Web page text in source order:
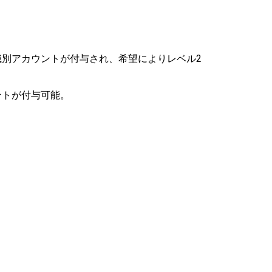
アカウントが付与され、希望によりレベル2
が付与可能。